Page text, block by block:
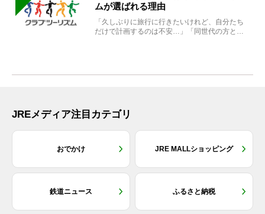
ムが選ばれる理由
「久しぶりに旅行に行きたいけれど、自分たち
だけで計画するのは不安…」「同世代の方と気
JREメディア注目カテゴリ
おでかけ JRE MALLショッピング
鉄道ニュース ふるさと納税